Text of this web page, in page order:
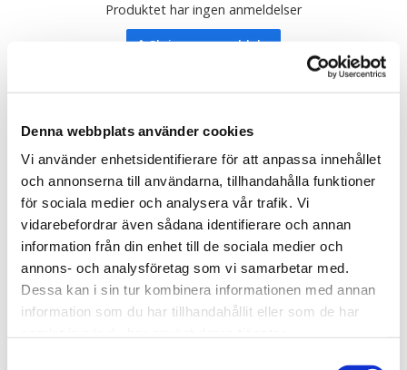
Denna webbplats använder cookies
Vi använder enhetsidentifierare för att anpassa innehållet
och annonserna till användarna, tillhandahålla funktioner
för sociala medier och analysera vår trafik. Vi
vidarebefordrar även sådana identifierare och annan
information från din enhet till de sociala medier och
annons- och analysföretag som vi samarbetar med.
Dessa kan i sin tur kombinera informationen med annan
information som du har tillhandahållit eller som de har
Produktet har ingen anmeldelser
Skrive en anmeldelse
Lignende produkter